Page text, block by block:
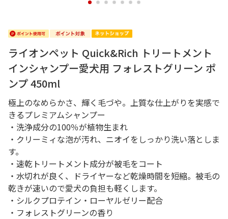
1 2 3 4 5 6 7
ライオンペット Quick&Rich トリートメント
インシャンプー愛犬用 フォレストグリーン ポ
ンプ 450ml
極上のなめらかさ、輝く毛づや。上質な仕上がりを実感で
きるプレミアムシャンプー
・洗浄成分の100％が植物生まれ
・クリーミィな泡が汚れ、ニオイをしっかり洗い落としま
す。
・速乾トリートメント成分が被毛をコート
・水切れが良く、ドライヤーなど乾燥時間を短縮。被毛の
乾きが速いので愛犬の負担も軽くします。
・シルクプロテイン・ローヤルゼリー配合
・フォレストグリーンの香り